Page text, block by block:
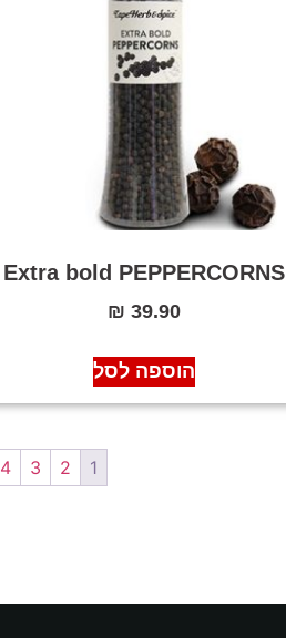
Extra bold PEPPERCORNS
39.90
₪
הוספה לסל
1
2
3
4